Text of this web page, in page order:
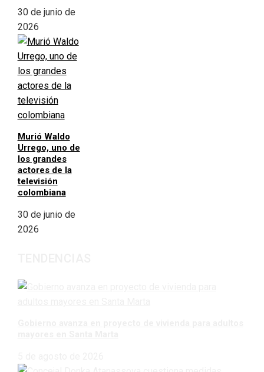
30 de junio de
2026
Murió Waldo
Urrego, uno de
los grandes
actores de la
televisión
colombiana
30 de junio de
2026